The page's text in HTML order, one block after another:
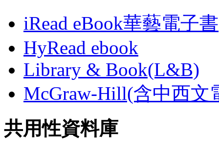
iRead eBook華藝電子書
HyRead ebook
Library & Book(L&B)
McGraw-Hill(含中西文
共用性資料庫